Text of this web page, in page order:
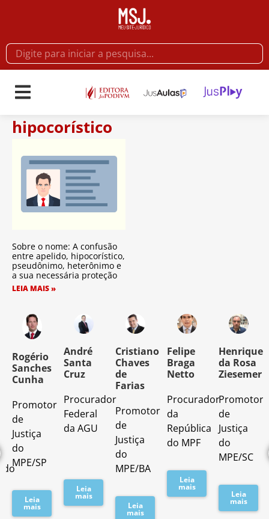
hipocorístico
Sobre o nome: A confusão
entre apelido, hipocorístico,
pseudônimo, heterônimo e
a sua necessária proteção
LEIA MAIS »
Rogério
Sanches
Cunha
Promotor
de
Justiça
do
MPE/SP
Leia
mais
André
Santa
Cruz
Procurador
Federal
da AGU
Leia
mais
Cristiano
Chaves
de
Farias
Promotor
de
Justiça
do
MPE/BA
Leia
mais
Felipe
Braga
Netto
Procurador
da
República
do MPF
Leia
mais
Henrique
da Rosa
Ziesemer
Promotor
de
Justiça
do
MPE/SC
Leia
mais